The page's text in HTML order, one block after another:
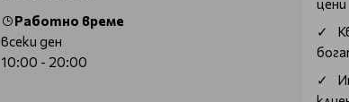
Работно време
всеки ден
10:00 - 20:00
цени